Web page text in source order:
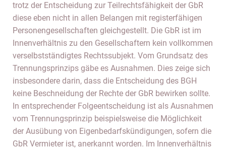
trotz der Entscheidung zur Teilrechtsfähigkeit der GbR
diese eben nicht in allen Belangen mit registerfähigen
Personengesellschaften gleichgestellt. Die GbR ist im
Innenverhältnis zu den Gesellschaftern kein vollkommen
verselbstständigtes Rechtssubjekt. Vom Grundsatz des
Trennungsprinzips gäbe es Ausnahmen. Dies zeige sich
insbesondere darin, dass die Entscheidung des BGH
keine Beschneidung der Rechte der GbR bewirken sollte.
In entsprechender Folgeentscheidung ist als Ausnahmen
vom Trennungsprinzip beispielsweise die Möglichkeit
der Ausübung von Eigenbedarfskündigungen, sofern die
GbR Vermieter ist, anerkannt worden. Im Innenverhältnis